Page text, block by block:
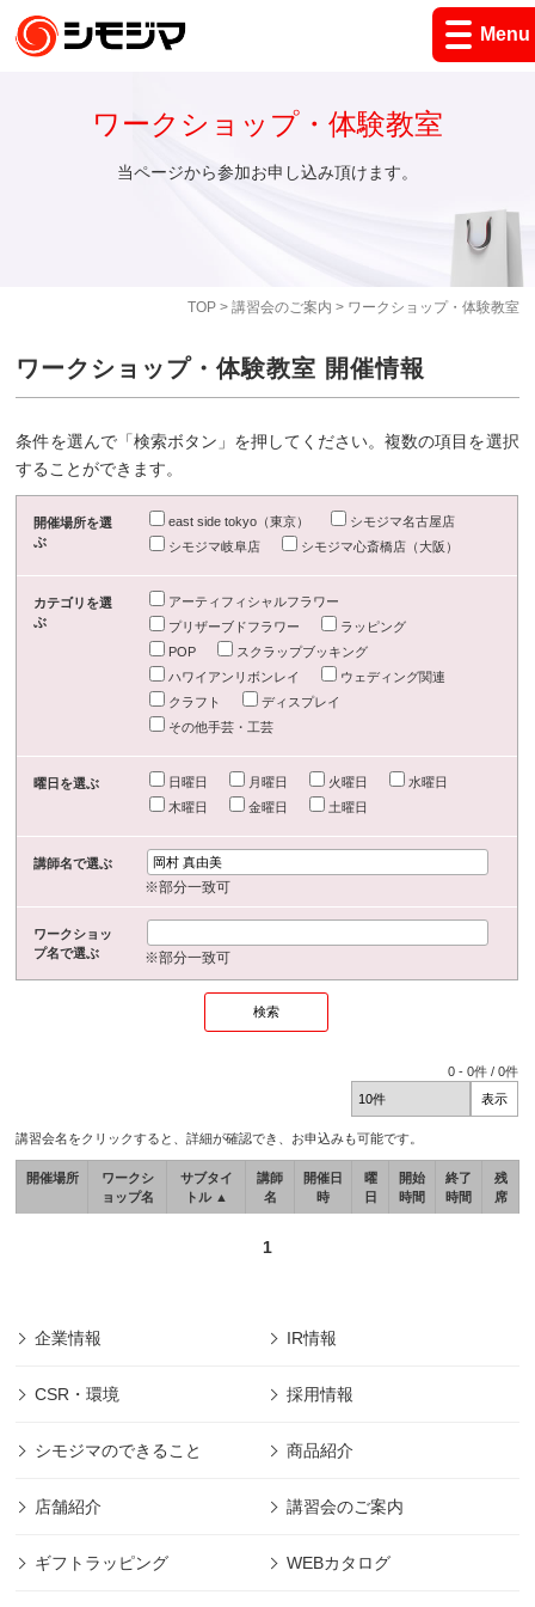
Menu
TOP> 講習会のご案内 > ワークショップ・体験教室
ワークショップ・体験教室
当ページから参加お申し込み頂けます。
ワークショップ・体験教室 開催情報
条件を選んで「検索ボタン」を押してください。複数の項目を選択
することができます。
開催場所を選
ぶ
east side tokyo（東京）
シモジマ名古屋店
シモジマ岐阜店
シモジマ心斎橋店（大阪）
カテゴリを選
ぶ
アーティフィシャルフラワー
プリザーブドフラワー
ラッピング
POP
スクラップブッキング
ハワイアンリボンレイ
ウェディング関連
クラフト
ディスプレイ
その他手芸・工芸
曜日を選ぶ 日曜日 月曜日 火曜日
水曜日
木曜日
金曜日 土曜日
講師名で選ぶ
※部分一致可
ワークショッ
プ名で選ぶ
※部分一致可
0 -0件 /0件
講習会名をクリックすると、詳細が確認でき、お申込みも可能です。
開催場所
ワークシ
ョップ名
サブタイ
トル ▲
講師
名
開催日
時
曜
日
開始
時間
終了
時間
残
席
1
企業情報 IR情報
CSR・環境 採用情報
シモジマのできること 商品紹介
店舗紹介 講習会のご案内
ギフトラッピング WEBカタログ